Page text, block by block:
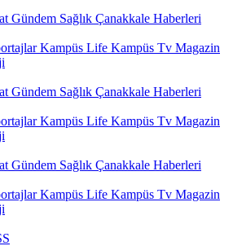
Gündem Sağlık Çanakkale Haberleri
Kampüs Life Kampüs Tv Magazin
Gündem Sağlık Çanakkale Haberleri
Kampüs Life Kampüs Tv Magazin
Gündem Sağlık Çanakkale Haberleri
Kampüs Life Kampüs Tv Magazin